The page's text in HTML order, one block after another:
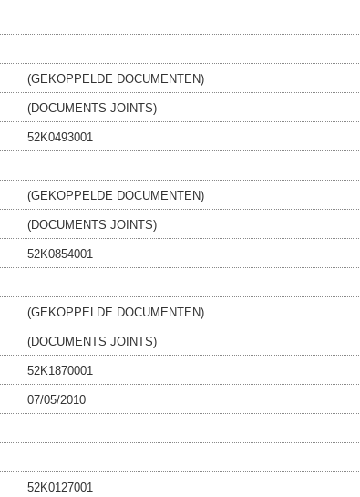
(GEKOPPELDE DOCUMENTEN)
(DOCUMENTS JOINTS)
52K0493001
(GEKOPPELDE DOCUMENTEN)
(DOCUMENTS JOINTS)
52K0854001
(GEKOPPELDE DOCUMENTEN)
(DOCUMENTS JOINTS)
52K1870001
07/05/2010
52K0127001